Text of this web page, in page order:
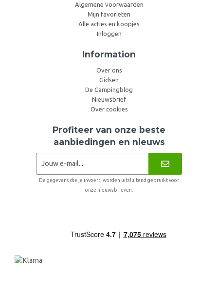
Algemene voorwaarden
Mijn favorieten
Alle acties en koopjes
Inloggen
Information
Over ons
Gidsen
De Campingblog
Nieuwsbrief
Over cookies
Profiteer van onze beste
aanbiedingen en nieuws
De gegevens die je invoert, worden uitsluitend gebruikt voor
onze nieuwsbrieven.